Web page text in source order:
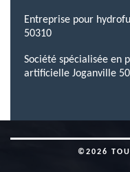
Entreprise pour
50310
Société spécialisée en
artificielle Joganville
©2026